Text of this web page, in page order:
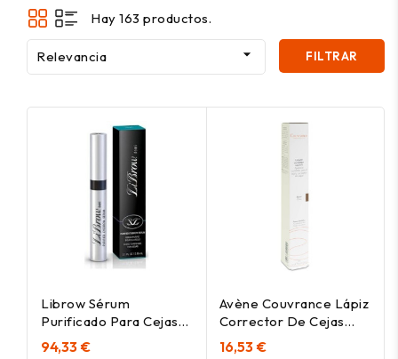
Hay 163 productos.
Relevancia  FILTRAR
Librow Sérum
Purificado Para Cejas
2,95Ml
94,33 €
Avène Couvrance Lápiz
Corrector De Cejas
Tono Claro 1_19G
16,53 €